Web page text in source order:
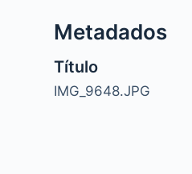
Metadados
Título
IMG_9648.JPG